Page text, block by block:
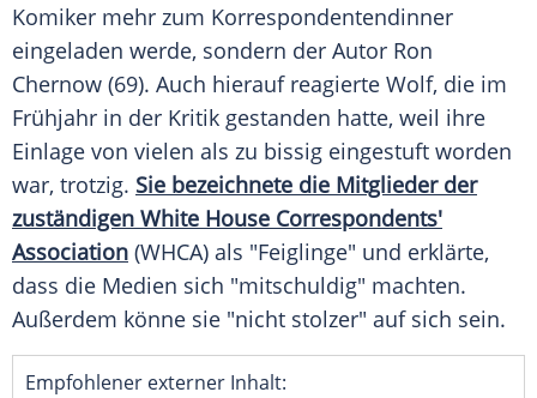
Komiker mehr zum Korrespondentendinner
eingeladen werde, sondern der Autor Ron
Chernow (69). Auch hierauf reagierte Wolf, die im
Frühjahr in der Kritik gestanden hatte, weil ihre
Einlage von vielen als zu bissig eingestuft worden
war, trotzig. Sie bezeichnete die Mitglieder der
zuständigen White House Correspondents'
Association (WHCA) als "Feiglinge" und erklärte,
dass die Medien sich "mitschuldig" machten.
Außerdem könne sie "nicht stolzer" auf sich sein.
Empfohlener externer Inhalt: